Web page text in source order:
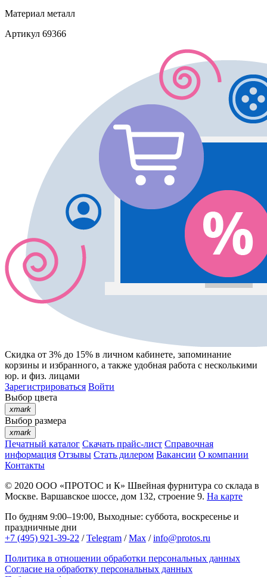
Материал металл
Артикул 69366
Скидка от 3% до 15% в личном кабинете, запоминание
корзины и избранного, а также удобная работа с несколькими
юр. и физ. лицами
Зарегистрироваться Войти
Выбор цвета
xmark
Выбор размера
xmark
Печатный каталог Скачать прайс-лист Справочная
информация Отзывы Стать дилером Вакансии О компании
Контакты
© 2020 ООО «ПРОТОС и К» Швейная фурнитура со склада в
Москве. Варшавское шоссе, дом 132, строение 9. На карте
По будням 9:00–19:00, Выходные: суббота, воскресенье и
праздничные дни
+7 (495) 921-39-22 /Telegram /Max /info@protos.ru
Политика в отношении обработки персональных данных
Согласие на обработку персональных данных